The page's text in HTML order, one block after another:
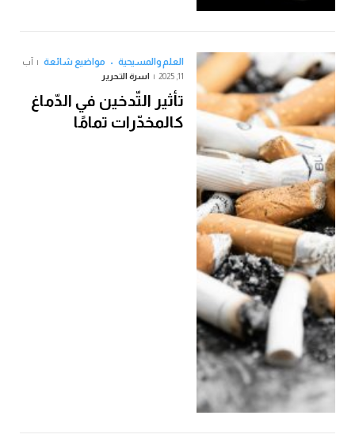
العلم والمسيحية مواضيع شائعة
آب
11, 2025
اسرة التحرير
تأثير التّدخين في الدّماغ
كالمخدّرات تمامًا